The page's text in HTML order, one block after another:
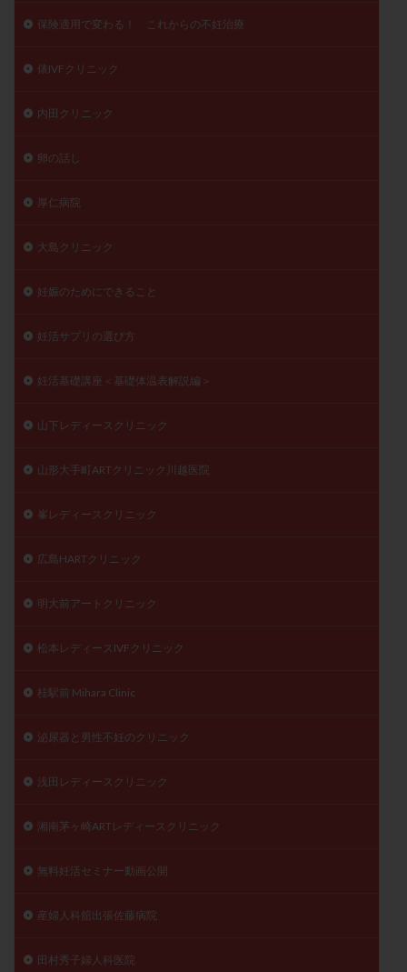
保険適用で変わる！ これからの不妊治療
俵IVFクリニック
内田クリニック
卵の話し
厚仁病院
大島クリニック
妊娠のためにできること
妊活サプリの選び方
妊活基礎講座＜基礎体温表解説編＞
山下レディースクリニック
山形大手町ARTクリニック川越医院
峯レディースクリニック
広島HARTクリニック
明大前アートクリニック
松本レディースIVFクリニック
桂駅前 Mihara Clinic
泌尿器と男性不妊のクリニック
浅田レディースクリニック
湘南茅ヶ崎ARTレディースクリニック
無料妊活セミナー動画公開
産婦人科舘出張佐藤病院
田村秀子婦人科医院